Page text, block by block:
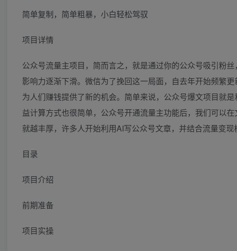
简单复制，简单粗暴，小白轻松驾驭
项目详情
公众号流量主项目，简而言之，就是通过你的公众号吸引粉
影响力逐渐下滑。微信为了挽回这一局面，自去年开始频繁
为人们赚钱提供了新的机会。简单来说，公众号爆文项目就
益计算方式也很简单，公众号开通流量主功能后，我们可以
就越丰厚，许多人开始利用AI写公众号文章，并结合流量变现
目录
项目介绍
前期准备
项目实操